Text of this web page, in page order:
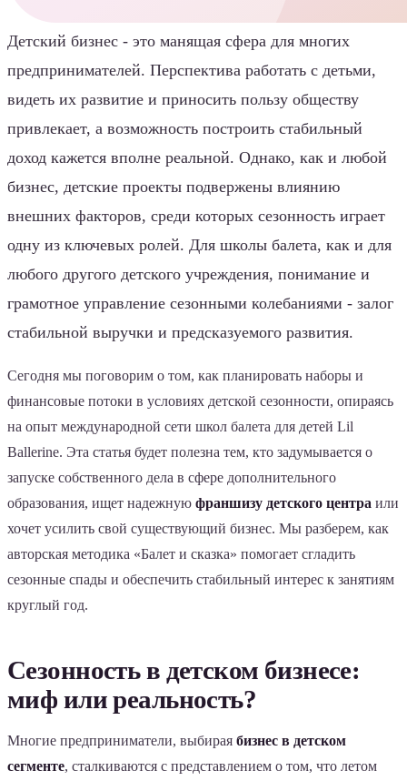
Детский бизнес - это манящая сфера для многих
предпринимателей. Перспектива работать с детьми,
видеть их развитие и приносить пользу обществу
привлекает, а возможность построить стабильный
доход кажется вполне реальной. Однако, как и любой
бизнес, детские проекты подвержены влиянию
внешних факторов, среди которых сезонность играет
одну из ключевых ролей. Для школы балета, как и для
любого другого детского учреждения, понимание и
грамотное управление сезонными колебаниями - залог
стабильной выручки и предсказуемого развития.
Сегодня мы поговорим о том, как планировать наборы и
финансовые потоки в условиях детской сезонности, опираясь
на опыт международной сети школ балета для детей Lil
Ballerine. Эта статья будет полезна тем, кто задумывается о
запуске собственного дела в сфере дополнительного
образования, ищет надежную франшизу детского центра или
хочет усилить свой существующий бизнес. Мы разберем, как
авторская методика «Балет и сказка» помогает сгладить
сезонные спады и обеспечить стабильный интерес к занятиям
круглый год.
Сезонность в детском бизнесе:
миф или реальность?
Многие предприниматели, выбирая бизнес в детском
сегменте, сталкиваются с представлением о том, что летом